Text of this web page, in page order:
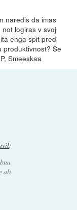
naredis da imas
logiras v svoj
enga spit pred
produktivnost? Se
Smeeskaa
:
ali